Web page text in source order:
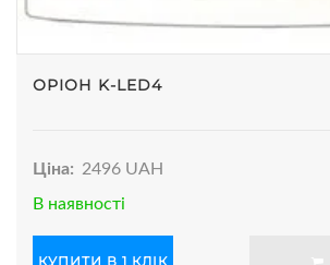
ОРІОН K-LED4
Ціна: 2496 UAH
В наявності
КУПИТИ В 1 КЛІК